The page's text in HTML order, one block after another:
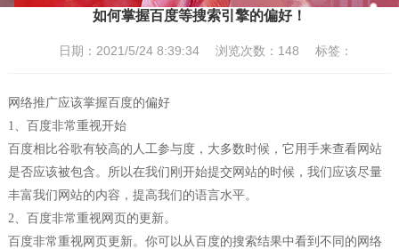
如何掌握百度等搜索引擎的偏好！
日期：2021/5/24 8:39:34 浏览次数： 148 标签：
网络推广应该掌握百度的偏好
1、百度非常重视开始
百度相比谷歌有较高的人工参与度，大多数时候，它用手来查看网站
是否应该被包含。所以在我们刚开始提交网站的时候，我们应该尽量
丰富我们网站的内容，提高我们的语言水平。
2、百度非常重视网页的更新。
百度非常重视网页更新。你可以从百度的搜索结果中看到不同的网络